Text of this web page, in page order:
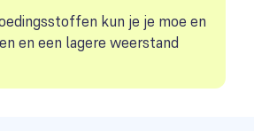
kun je je moe en
en een lagere weerstand